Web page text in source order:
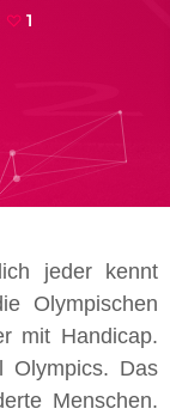
1
jeder kennt
Olympischen
mit Handicap.
Olympics. Das
Menschen.